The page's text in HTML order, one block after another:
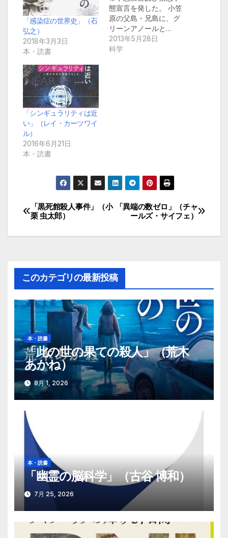
「感染症の世界史」（石
弘之）
2018年3月3日
本・読書
態宣言を発した。 小笠
原の父島・兄島に、グ
リーンアノールと…
2013年5月28日
科学
「シンギュラリティは近
い」（レイ・カーツワイ
ル）
2016年6月21日
本・読書
投
稿
ビ
ゲ
ー
シ
ョ
ン
「異端の数ゼロ」（チャ
ールズ・サイフェ）
「黒死館殺人事件」（小
栗 虫太郎）
このカテゴリの最新投稿
本・読書
「此の世の果ての殺人」（荒木
あかね）
8月 1, 2026
本・読書
「幽霊の脳科学」（古谷 博和）
7月 25, 2026